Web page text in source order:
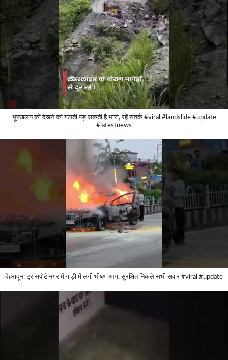
भूस्खलन को देखने की गलती पड़ सकती है भारी, रहें सतर्क #viral #landslide #update
#latestnews
देहरादून: ट्रांसपोर्ट नगर में गाड़ी में लगी भीषण आग, सुरक्षित निकले सभी सवार #viral #update